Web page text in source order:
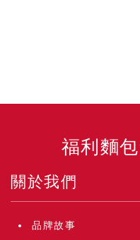
福利麵
關於我們
品牌故事